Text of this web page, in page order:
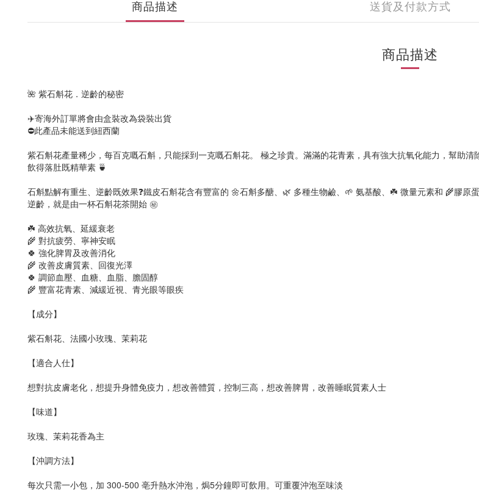
商品描述 送貨及付款方式
商品描述
🌺 紫石斛花．逆齡的秘密
✈️寄海外訂單將會由盒裝改為袋裝出貨
⛔此產品未能送到紐西蘭
紫石斛花產量稀少，每百克嘅石斛，只能採到一克嘅石斛花。 極之珍貴。滿滿的花青素，具有強大抗氧化能力，幫助
飲得落肚既精華素 🍵
石斛點解有重生、逆齡既效果❓鐵皮石斛花含有豐富的 🌼石斛多醣、🌿 多種生物鹼、🌱 氨基酸、☘️ 微量元素和 🌾膠原
逆齡，就是由一杯石斛花茶開始 ㊙️
☘️ 高效抗氧、延緩衰老
🌾 對抗疲勞、寧神安眠
🍀 強化脾胃及改善消化
🌾 改善皮膚質素、回復光澤
🍀 調節血壓、血糖、血脂、膽固醇
🌾 豐富花青素、減緩近視、青光眼等眼疾
【成分】
紫石斛花、法國小玫瑰、茉莉花
【適合人仕】
想對抗皮膚老化，想提升身體免疫力，想改善體質，控制三高，想改善脾胃，改善睡眠質素人士
【味道】
玫瑰、茉莉花香為主
【沖調方法】
每次只需一小包，加 300-500 亳升熱水沖泡，焗5分鐘即可飲用。可重覆沖泡至味淡